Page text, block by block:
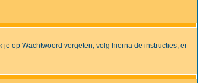
je op Wachtwoord vergeten, volg hierna de instructies, er